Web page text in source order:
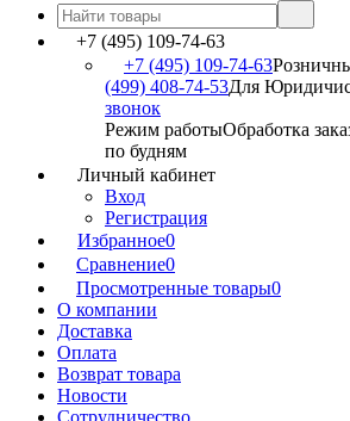
+7 (495) 109-74-63
+7 (495) 109-74-63
(499) 408-74-53Для
звонок
Режим работыОбработка
по будням
Личный кабинет
Вход
Регистрация
Избранное0
Сравнение0
Просмотренные товары0
О компании
Доставка
Оплата
Возврат товара
Новости
Сотрудничество